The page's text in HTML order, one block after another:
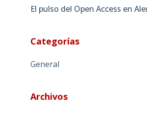
El pulso del Open Access en
Categorías
General
Archivos